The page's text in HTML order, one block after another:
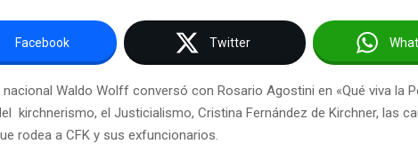
Facebook Twitter
nacional Waldo Wolff conversó con Rosario Agostini en «Qué viva la
kirchnerismo, el Justicialismo, Cristina Fernández de Kirchner, las
rodea a CFK y sus exfuncionarios.